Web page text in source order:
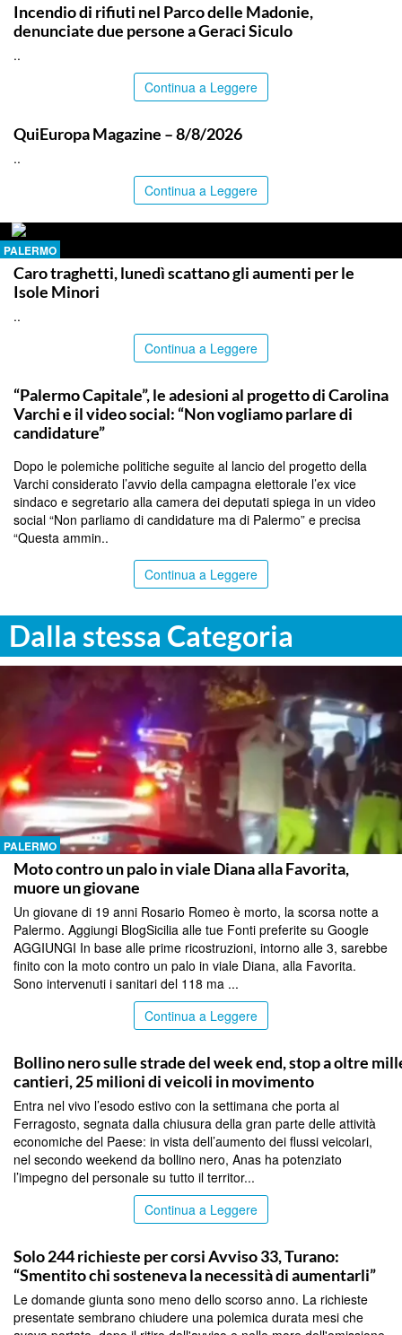
Incendio di rifiuti nel Parco delle Madonie,
denunciate due persone a Geraci Siculo
..
Continua a Leggere
QuiEuropa Magazine – 8/8/2026
..
Continua a Leggere
PALERMO
Caro traghetti, lunedì scattano gli aumenti per le
Isole Minori
..
Continua a Leggere
“Palermo Capitale”, le adesioni al progetto di Carolina
Varchi e il video social: “Non vogliamo parlare di
candidature”
Dopo le polemiche politiche seguite al lancio del progetto della
Varchi considerato l’avvio della campagna elettorale l’ex vice
sindaco e segretario alla camera dei deputati spiega in un video
social “Non parliamo di candidature ma di Palermo” e precisa
“Questa ammin..
Continua a Leggere
Dalla stessa Categoria
PALERMO
Moto contro un palo in viale Diana alla Favorita,
muore un giovane
Un giovane di 19 anni Rosario Romeo è morto, la scorsa notte a
Palermo. Aggiungi BlogSicilia alle tue Fonti preferite su Google
AGGIUNGI In base alle prime ricostruzioni, intorno alle 3, sarebbe
finito con la moto contro un palo in viale Diana, alla Favorita.
Sono intervenuti i sanitari del 118 ma ...
Continua a Leggere
Bollino nero sulle strade del week end, stop a oltre
cantieri, 25 milioni di veicoli in movimento
Entra nel vivo l’esodo estivo con la settimana che porta al
Ferragosto, segnata dalla chiusura della gran parte delle attività
economiche del Paese: in vista dell’aumento dei flussi veicolari,
nel secondo weekend da bollino nero, Anas ha potenziato
l’impegno del personale su tutto il territor...
Continua a Leggere
Solo 244 richieste per corsi Avviso 33, Turano:
“Smentito chi sosteneva la necessità di aumentarli”
Le domande giunta sono meno dello scorso anno. La richieste
presentate sembrano chiudere una polemica durata mesi che